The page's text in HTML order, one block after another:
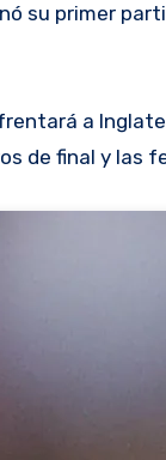
su primer
a
de final y las